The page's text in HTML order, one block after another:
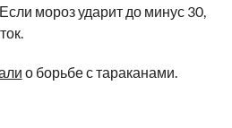
мороз ударит до минус 30,
о борьбе с тараканами.